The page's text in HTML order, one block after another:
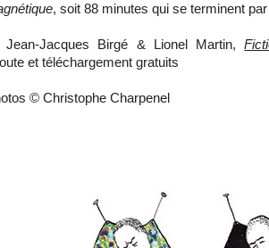
, soit 88 minutes qui se terminent
Jacques Birgé & Lionel Martin,
et téléchargement gratuits
© Christophe Charpenel